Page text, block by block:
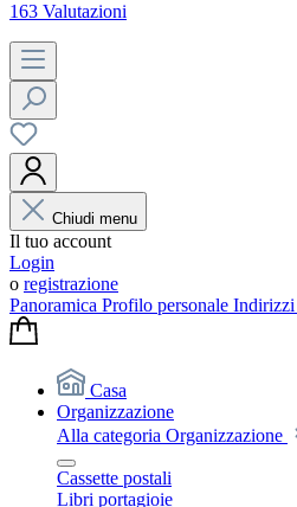
163 Valutazioni
Chiudi menu
Il tuo account
Login
o registrazione
Panoramica Profilo personale Indirizzi
Casa
Organizzazione
Alla categoria Organizzazione
Cassette postali
Libri portagioie